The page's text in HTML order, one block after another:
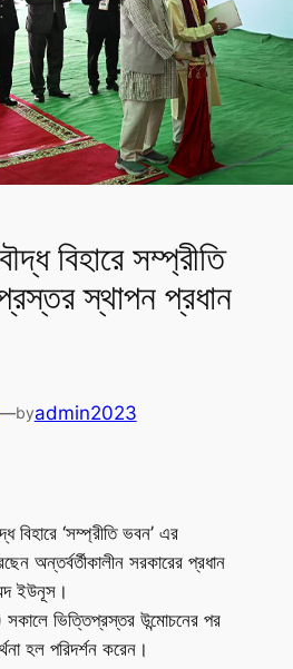
বিহারে সম্প্রীতি
স্থাপন প্রধান
byadmin2023
বিহারে ‘সম্প্রীতি ভবন’ এর
অন্তর্বর্তীকালীন সরকারের প্রধান
ইউনূস।
ভিত্তিপ্রস্তর উন্মোচনের পর
হল পরিদর্শন করেন।